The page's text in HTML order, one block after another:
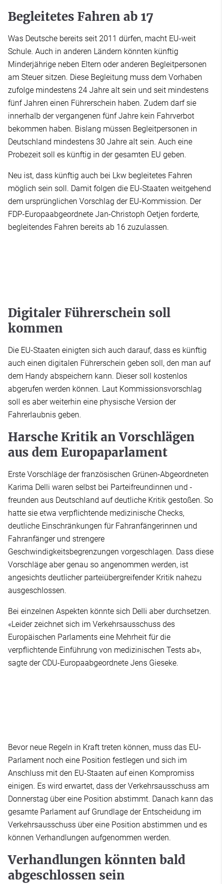
Begleitetes Fahren ab 17
Was Deutsche bereits seit 2011 dürfen, macht EU-weit
Schule. Auch in anderen Ländern könnten künftig
Minderjährige neben Eltern oder anderen Begleitpersonen
am Steuer sitzen. Diese Begleitung muss dem Vorhaben
zufolge mindestens 24 Jahre alt sein und seit mindestens
fünf Jahren einen Führerschein haben. Zudem darf sie
innerhalb der vergangenen fünf Jahre kein Fahrverbot
bekommen haben. Bislang müssen Begleitpersonen in
Deutschland mindestens 30 Jahre alt sein. Auch eine
Probezeit soll es künftig in der gesamten EU geben.
Neu ist, dass künftig auch bei Lkw begleitetes Fahren
möglich sein soll. Damit folgen die EU-Staaten weitgehend
dem ursprünglichen Vorschlag der EU-Kommission. Der
FDP-Europaabgeordnete Jan-Christoph Oetjen forderte,
begleitendes Fahren bereits ab 16 zuzulassen.
Digitaler Führerschein soll
kommen
Die EU-Staaten einigten sich auch darauf, dass es künftig
auch einen digitalen Führerschein geben soll, den man auf
dem Handy abspeichern kann. Dieser soll kostenlos
abgerufen werden können. Laut Kommissionsvorschlag
soll es aber weiterhin eine physische Version der
Fahrerlaubnis geben.
Harsche Kritik an Vorschlägen
aus dem Europaparlament
Erste Vorschläge der französischen Grünen-Abgeordneten
Karima Delli waren selbst bei Parteifreundinnen und -
freunden aus Deutschland auf deutliche Kritik gestoßen. So
hatte sie etwa verpflichtende medizinische Checks,
deutliche Einschränkungen für Fahranfängerinnen und
Fahranfänger und strengere
Geschwindigkeitsbegrenzungen vorgeschlagen. Dass diese
Vorschläge aber genau so angenommen werden, ist
angesichts deutlicher parteiübergreifender Kritik nahezu
ausgeschlossen.
Bei einzelnen Aspekten könnte sich Delli aber durchsetzen.
«Leider zeichnet sich im Verkehrsausschuss des
Europäischen Parlaments eine Mehrheit für die
verpflichtende Einführung von medizinischen Tests ab»,
sagte der CDU-Europaabgeordnete Jens Gieseke.
Bevor neue Regeln in Kraft treten können, muss das EU-
Parlament noch eine Position festlegen und sich im
Anschluss mit den EU-Staaten auf einen Kompromiss
einigen. Es wird erwartet, dass der Verkehrsausschuss am
Donnerstag über eine Position abstimmt. Danach kann das
gesamte Parlament auf Grundlage der Entscheidung im
Verkehrsausschuss über eine Position abstimmen und es
können Verhandlungen aufgenommen werden.
Verhandlungen könnten bald
abgeschlossen sein